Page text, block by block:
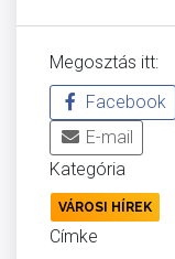
Megosztás itt:
Facebook
E-mail
Kategória
VÁROSI HÍREK
Címke